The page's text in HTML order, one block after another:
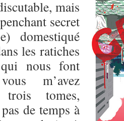
mais
secret
domestiqué
les ratiches
nous font
m’avez
tomes,
de temps à